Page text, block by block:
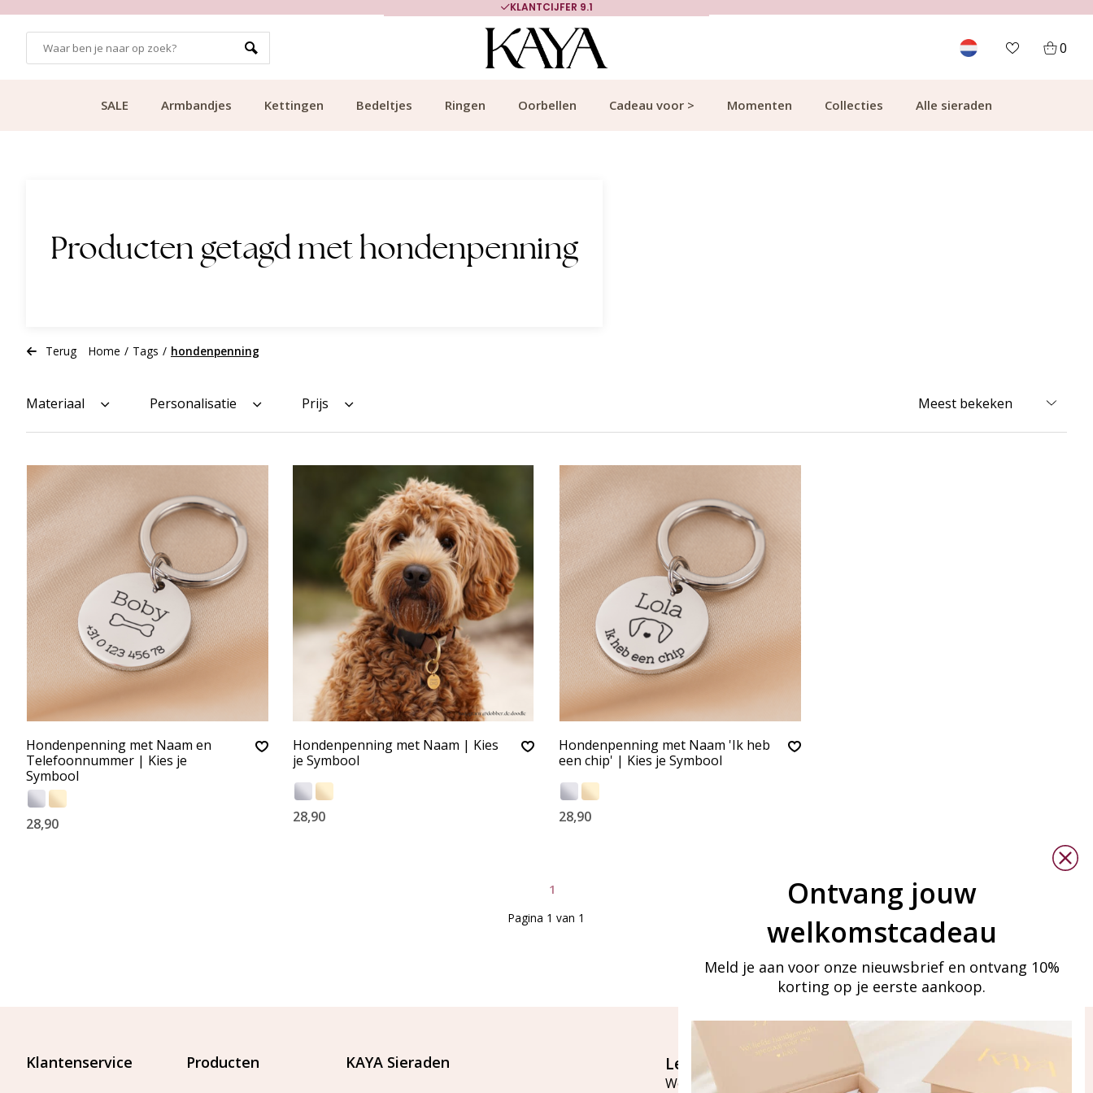
KLANTCIJFER 9.1
0
SALE Armbandjes Kettingen Bedeltjes Ringen Oorbellen Cadeau voor > Momenten Collecties Alle sieraden
Producten getagd met hondenpenning
Terug Home / Tags / hondenpenning
Materiaal Personalisatie Prijs
Hondenpenning met Naam en
Telefoonnummer | Kies je
Symbool
28,90
Hondenpenning met Naam | Kies
je Symbool
28,90
Hondenpenning met Naam 'Ik heb
een chip' | Kies je Symbool
28,90
1
Pagina 1 van 1
Klantenservice Producten KAYA Sieraden Let's stay in touch
Word lid van onze mailinglijst
Ontvang jouw
welkomstcadeau
Meld je aan voor onze nieuwsbrief en ontvang 10%
korting op je eerste aankoop.